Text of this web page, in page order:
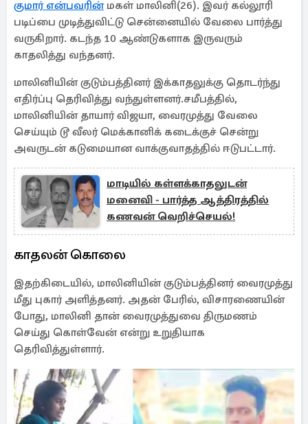
குமார் என்பவரின்மகள் மாலினி(26). இவர் கல்லூரி
படிப்பை முடித்துவிட்டு சென்னையில் வேலை பார்த்து
வருகிறார். கடந்த 10 ஆண்டுகளாக இருவரும்
காதலித்து வந்தனர்.
மாலினியின் குடும்பத்தினர் இக்காதலுக்கு தொடர்ந்து
எதிர்ப்பு தெரிவித்து வந்துள்ளனர்.சமீபத்தில்,
மாலினியின் தாயார் விஜயா, வைரமுத்து வேலை
செய்யும் டூ வீலர் மெக்கானிக் கடைக்குச் சென்று
அவருடன் கடுமையான வாக்குவாதத்தில் ஈடுபட்டார்.
மாடியில் கள்ளக்காதலுடன்
மனைவி - பார்த்த ஆத்திரத்தில்
கணவன் வெறிச்செயல்!
காதலன் கொலை
இதற்கிடையில், மாலினியின் குடும்பத்தினர் வைரமுத்து
மீது புகார் அளித்தனர். அதன் பேரில், விசாரணையின்
போது, மாலினி தான் வைரமுத்துவை திருமணம்
செய்து கொள்வேன் என்று உறுதியாக
தெரிவித்துள்ளார்.